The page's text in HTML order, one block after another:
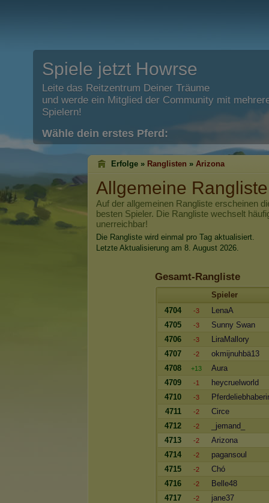
Spiele jetzt Howrse
Leite das Reitzentrum Deiner Träume
und werde ein Mitglied der Community mit
Spielern!
Wähle dein erstes Pferd:
Erfolge » Ranglisten » Arizona
Allgemeine
Auf der allgemeinen Rangliste erscheinen
besten Spieler. Die Rangliste wechselt
unerreichbar!
Die Rangliste wird einmal pro Tag aktualisiert.
Letzte Aktualisierung am 8. August 2026.
Gesamt-Rangliste
Spieler
4704
-3
LenaA
4705
-3
Sunny Swan
4706
-3
LiraMallory
4707
-2
okmijnuhbä13
4708
+13
Aura
4709
-1
heycruelworld
4710
-3
4711
-2
Circe
4712
-2
_jemand_
4713
-2
Arizona
4714
-2
pagansoul
4715
-2
Chó
4716
-2
Belle48
4717
-2
jane37